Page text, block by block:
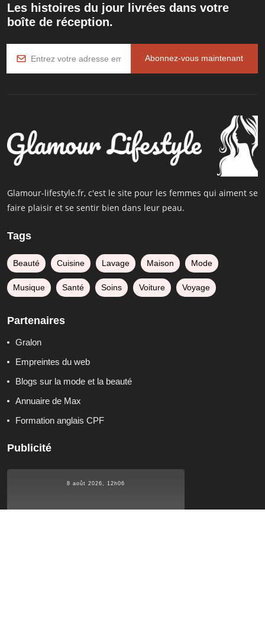
Les histoires du jour livrées dans votre
boîte de réception.
Abonnez-vous maintenant
Glamour-lifestyle.fr, c'est le site pour les femmes qui aiment se
faire plaisir et se sentir bien dans leur peau.
Tags
Beauté Cuisine Lavage Maison Mode
Musique Santé Soins Voiture Voyage
Partenaires
Gralon
Empreintes du web
Blogs sur la mode et la beauté
Annuaire de Max
Formation anglais CPF
Publicité
8 août 2026, 12h06